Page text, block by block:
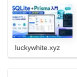
luckywhite.xyz